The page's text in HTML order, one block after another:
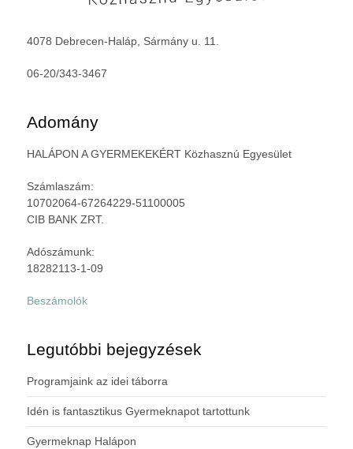
4078 Debrecen-Haláp, Sármány u. 11.
06-20/343-3467
Adomány
HALÁPON A GYERMEKEKÉRT Közhasznú Egyesület
Számlaszám:
10702064-67264229-51100005
CIB BANK ZRT.
Adószámunk:
18282113-1-09
Beszámolók
Legutóbbi bejegyzések
Programjaink az idei táborra
Idén is fantasztikus Gyermeknapot tartottunk
Gyermeknap Halápon